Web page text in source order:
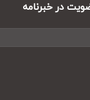
در خبرنامه